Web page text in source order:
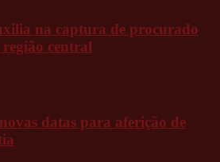
na captura de procurado
central
datas para aferição de